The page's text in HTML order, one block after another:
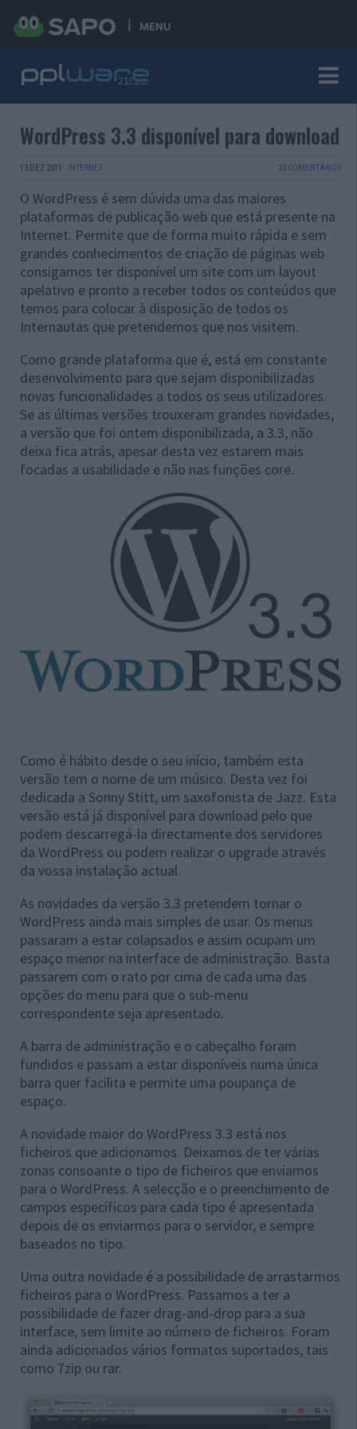
MENU
WordPress 3.3 disponível para download
13 DEZ 2011 · INTERNET 33 COMENTÁRIOS
O WordPress é sem dúvida uma das maiores
plataformas de publicação web que está presente na
Internet. Permite que de forma muito rápida e sem
grandes conhecimentos de criação de páginas web
consigamos ter disponível um site com um layout
apelativo e pronto a receber todos os conteúdos que
temos para colocar à disposição de todos os
Internautas que pretendemos que nos visitem.
Como grande plataforma que é, está em constante
desenvolvimento para que sejam disponibilizadas
novas funcionalidades a todos os seus utilizadores.
Se as últimas versões trouxeram grandes novidades,
a versão que foi ontem disponibilizada, a 3.3, não
deixa fica atrás, apesar desta vez estarem mais
focadas a usabilidade e não nas funções core.
Como é hábito desde o seu início, também esta
versão tem o nome de um músico. Desta vez foi
dedicada a Sonny Stitt, um saxofonista de Jazz. Esta
versão está já disponível para download pelo que
podem descarregá-la directamente dos servidores
da WordPress ou podem realizar o upgrade através
da vossa instalação actual.
As novidades da versão 3.3 pretendem tornar o
WordPress ainda mais simples de usar. Os menus
passaram a estar colapsados e assim ocupam um
espaço menor na interface de administração. Basta
passarem com o rato por cima de cada uma das
opções do menu para que o sub-menu
correspondente seja apresentado.
A barra de administração e o cabeçalho foram
fundidos e passam a estar disponíveis numa única
barra quer facilita e permite uma poupança de
espaço.
A novidade maior do WordPress 3.3 está nos
ficheiros que adicionamos. Deixamos de ter várias
zonas consoante o tipo de ficheiros que enviamos
para o WordPress. A selecção e o preenchimento de
campos específicos para cada tipo é apresentada
depois de os enviarmos para o servidor, e sempre
baseados no tipo.
Uma outra novidade é a possibilidade de arrastarmos
ficheiros para o WordPress. Passamos a ter a
possibilidade de fazer drag-and-drop para a sua
interface, sem limite ao número de ficheiros. Foram
ainda adicionados vários formatos suportados, tais
como 7zip ou rar.